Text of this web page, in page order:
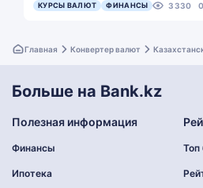
КУРСЫ ВАЛЮТ ФИНАНСЫ 3330
Главная Конвертер валют
Больше на Bank.kz
Полезная информация
Финансы
Ипотека
Топ